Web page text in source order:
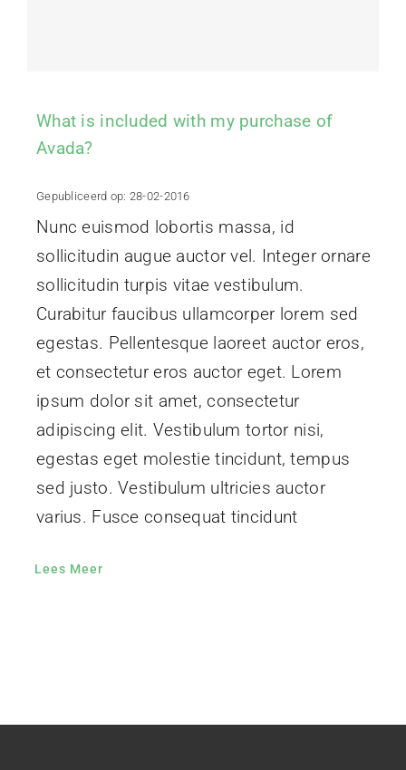
What is included with my purchase of
Avada?
Gepubliceerd op: 28-02-2016
Nunc euismod lobortis massa, id
sollicitudin augue auctor vel. Integer ornare
sollicitudin turpis vitae vestibulum.
Curabitur faucibus ullamcorper lorem sed
egestas. Pellentesque laoreet auctor eros,
et consectetur eros auctor eget. Lorem
ipsum dolor sit amet, consectetur
adipiscing elit. Vestibulum tortor nisi,
egestas eget molestie tincidunt, tempus
sed justo. Vestibulum ultricies auctor
varius. Fusce consequat tincidunt
Lees Meer